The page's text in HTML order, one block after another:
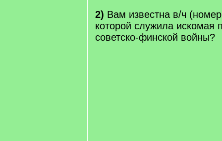
2) Вам известна в/ч
которой служила искомая
советско-финской войны?